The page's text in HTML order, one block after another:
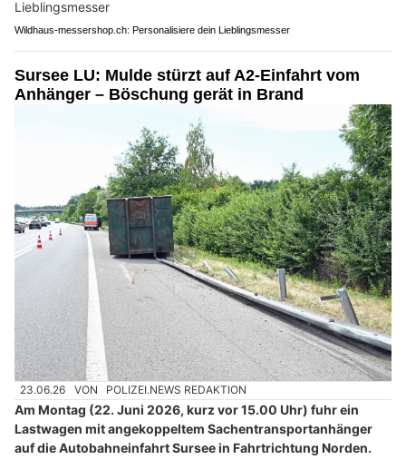
Wildhaus-messershop.ch: Personalisiere dein Lieblingsmesser
Sursee LU: Mulde stürzt auf A2-Einfahrt vom
Anhänger – Böschung gerät in Brand
23.06.26 VON POLIZEI.NEWS REDAKTION
Am Montag (22. Juni 2026, kurz vor 15.00 Uhr) fuhr ein
Lastwagen mit angekoppeltem Sachentransportanhänger
auf die Autobahneinfahrt Sursee in Fahrtrichtung Norden.